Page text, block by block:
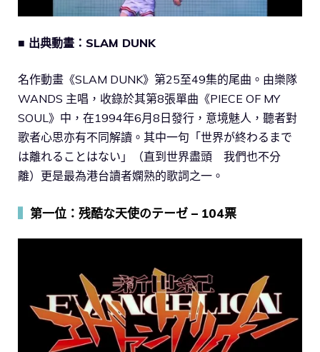
■ 出典動畫：SLAM DUNK
名作動畫《SLAM DUNK》第25至49集的尾曲。由樂隊
WANDS 主唱，收錄於其第8張單曲《PIECE OF MY
SOUL》中，在1994年6月8日發行，意境魅人，聽者對
歌者心思亦有不同解讀。其中一句「世界が終わるまで
は離れることはない」（直到世界盡頭 我們也不分
離）更是最為港台讀者嫻熟的歌詞之一。
第一位：残酷な天使のテーゼ – 104票